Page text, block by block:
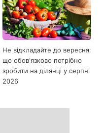
турецькі серіали, які стали